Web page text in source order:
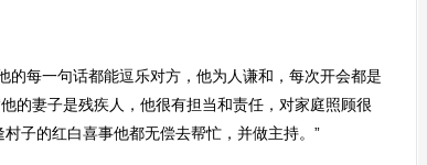
每一句话都能逗乐对方，他为人谦和，每次开会都是
的妻子是残疾人，他很有担当和责任，对家庭照顾很
子的红白喜事他都无偿去帮忙，并做主持。”
哲学 南方有乔木 | “科创CP”渐入佳境